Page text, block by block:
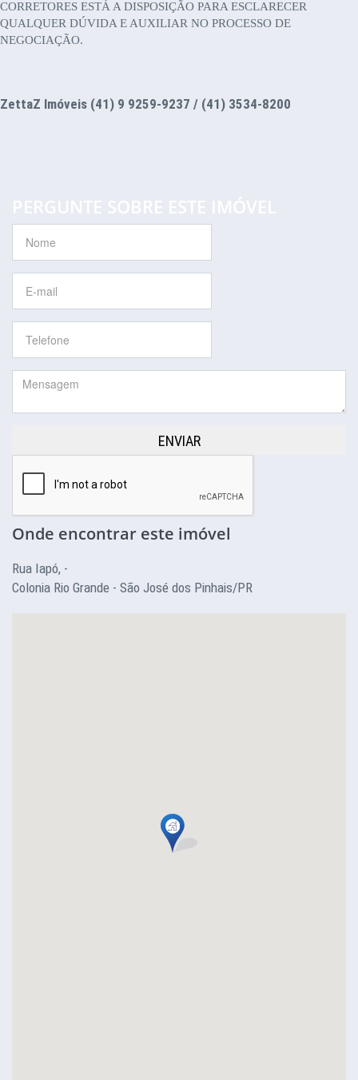
CORRETORES ESTÁ A DISPOSIÇÃO PARA ESCLARECER
QUALQUER DÚVIDA E AUXILIAR NO PROCESSO DE
NEGOCIAÇÃO.
ZettaZ Imóveis (41) 9 9259-9237 / (41) 3534-8200
ENVIAR
Onde encontrar este imóvel
Rua Iapó, -
Colonia Rio Grande - São José dos Pinhais/PR